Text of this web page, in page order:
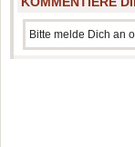
Bitte melde Dich an